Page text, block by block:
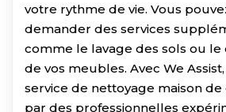
votre rythme de vie. Vous
demander des services
comme le lavage des sols ou le
de vos meubles. Avec We
service de nettoyage maison de
par des professionnelles